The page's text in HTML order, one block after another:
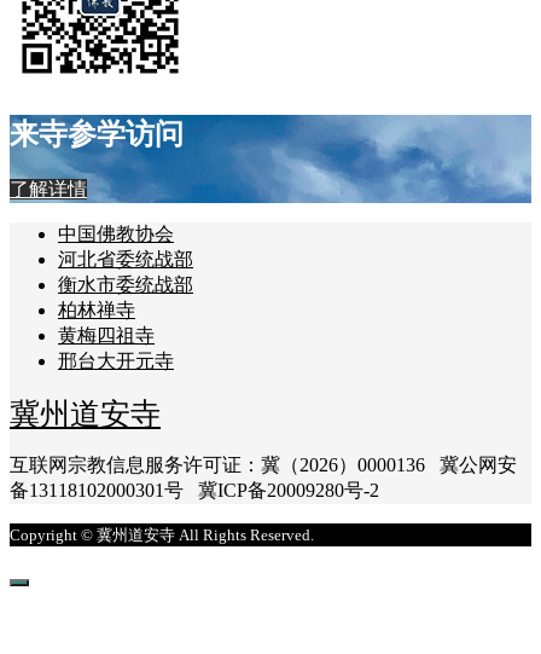
来寺参学访问
了解详情
中国佛教协会
河北省委统战部
衡水市委统战部
柏林禅寺
黄梅四祖寺
邢台大开元寺
冀州道安寺
互联网宗教信息服务许可证：冀（2026）0000136 冀公网安
备13118102000301号 冀ICP备20009280号-2
Copyright © 冀州道安寺 All Rights Reserved.